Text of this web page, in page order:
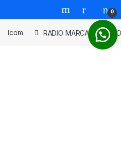
0
Icom RADIO MARCA ICOM